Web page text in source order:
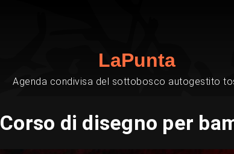
LaPunta
Agenda condivisa del sottobosco autogestito
Corso di disegno per